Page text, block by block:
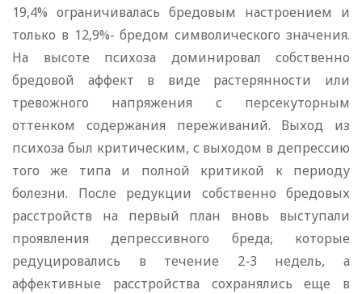
19,4% ограничивалась бредовым настроением и
только в 12,9%- бредом символического значения.
На высоте психоза доминировал собственно
бредовой аффект в виде растерянности или
тревожного напряжения с персекуторным
оттенком содержания переживаний. Выход из
психоза был критическим, с выходом в депрессию
того же типа и полной критикой к периоду
болезни. После редукции собственно бредовых
расстройств на первый план вновь выступали
проявления депрессивного бреда, которые
редуцировались в течение 2-3 недель, а
аффективные расстройства сохранялись еще в